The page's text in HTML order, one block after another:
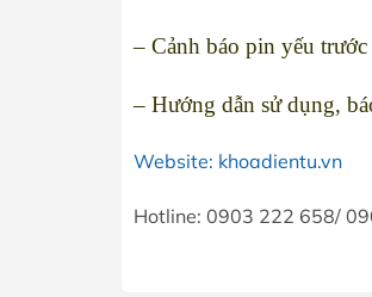
– Cảnh báo pin yếu
– Hướng dẫn sử dụng,
Website: khoadientu.vn
Hotline: 0903 222 658/